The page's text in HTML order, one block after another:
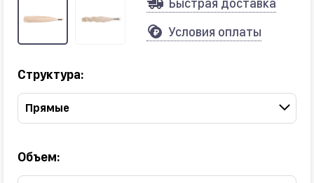
Быстрая доставка
Условия оплаты
Структура:
Прямые
Объем: